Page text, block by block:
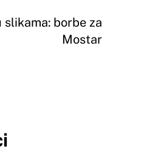
slikama: borbe za
Mostar